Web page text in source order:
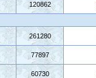
120862
261280
77897
60730